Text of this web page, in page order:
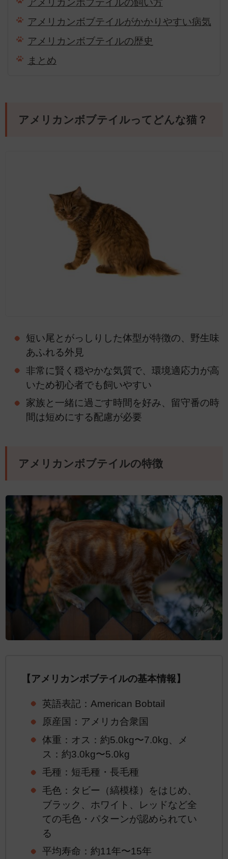
アメリカンボブテイルの飼い方
アメリカンボブテイルがかかりやすい病気
アメリカンボブテイルの歴史
まとめ
アメリカンボブテイルってどんな猫？
短い尾とがっしりした体型が特徴の、野生味
あふれる外見
非常に賢く穏やかな気質で、環境適応力が高
いため初心者でも飼いやすい
家族と一緒に過ごす時間を好み、留守番の時
間は短めにする配慮が必要
アメリカンボブテイルの特徴
【アメリカンボブテイルの基本情報】
英語表記：American Bobtail
原産国：アメリカ合衆国
体重：オス：約5.0kg〜7.0kg、メ
ス：約3.0kg〜5.0kg
毛種：短毛種・長毛種
毛色：タビー（縞模様）をはじめ、
ブラック、ホワイト、レッドなど全
ての毛色・パターンが認められてい
る
平均寿命：約11年〜15年